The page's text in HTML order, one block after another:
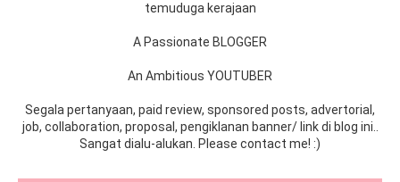
temuduga kerajaan
A Passionate BLOGGER
An Ambitious YOUTUBER
Segala pertanyaan, paid review, sponsored posts, advertorial,
job, collaboration, proposal, pengiklanan banner/ link di blog ini..
Sangat dialu-alukan. Please contact me! :)